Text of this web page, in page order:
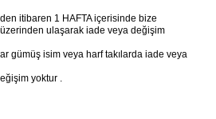
itibaren 1 HAFTA içerisinde bize
ulaşarak iade veya değişim
gümüş isim veya harf takılarda iade veya
yoktur .